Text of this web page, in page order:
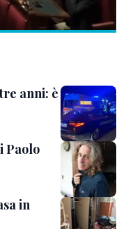
anni: è
Paolo
in